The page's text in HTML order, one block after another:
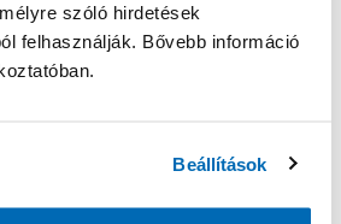
szóló hirdetések
felhasználják. Bővebb információ
Beállítások